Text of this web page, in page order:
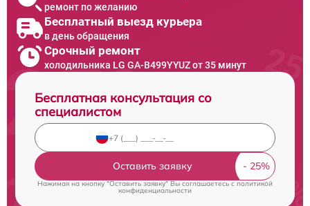
ремонт по желанию
Бесплатный выезд курьера
в день обращения
Срочный ремонт
холодильника LG GA-B499YYUZ от 35 минут
Бесплатная консультация со
специалистом
Оставить заявку
Нажимая на кнопку "Оставить заявку" Вы соглашаетесь cполитикой
конфиденциальности